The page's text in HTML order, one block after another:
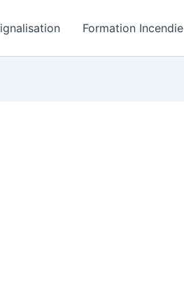
Formation Incendie